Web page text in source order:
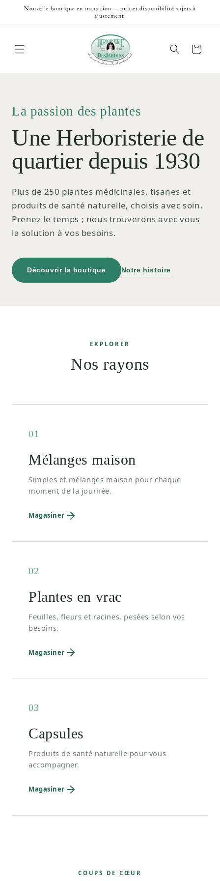
passer
Nouvelle boutique en transition — prix et disponibilité sujets à
ajustement.
Panier
La passion des plantes
Une Herboristerie de
quartier depuis 1930
Plus de 250 plantes médicinales, tisanes et
produits de santé naturelle, choisis avec soin.
Prenez le temps ; nous trouverons avec vous
la solution à vos besoins.
Découvrir la boutique Notre histoire
EXPLORER
Nos rayons
01
Mélanges maison
Simples et mélanges maison pour chaque
moment de la journée.
Magasiner
02
Plantes en vrac
Feuilles, fleurs et racines, pesées selon vos
besoins.
Magasiner
03
Capsules
Produits de santé naturelle pour vous
accompagner.
Magasiner
COUPS DE CŒUR